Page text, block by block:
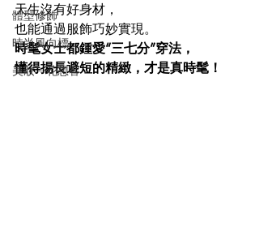
體型修飾
時尚風向標
美妝﹣花想容
天生沒有好身材，
也能通過服飾巧妙實現。
時髦女士都鍾愛“三七分”穿法，
懂得揚長避短的精緻，才是真時髦！